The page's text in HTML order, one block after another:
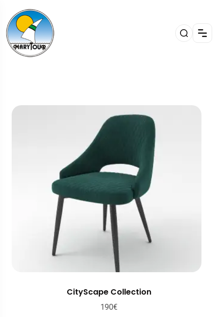
CityScape Collection
190€